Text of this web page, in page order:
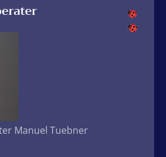
Manuel Tuebner